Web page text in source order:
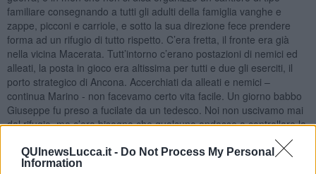
QUInewsLucca.it - Do Not Process My Personal
Information
familiare consegnando a tutti gli adulti della famiglia vanghe e
zappe, picconi e carriole, e sotto la sua direzione fece prendere
forma ad un rifugio di tutto rispetto. C’era fretta, il fronte era già
nella vicina Macerata. Tutt’intorno c’erano postazioni di nemici ed
alleati, la posta in gioco era altissima per tutti e due gli eserciti, il
porto strategico di Ancona. Accerchiati da alleati e nemici –
continua Marino - non facevamo certo vita facile. Un giorno babbo
Giuseppe fu preso a fucilate da un tedesco. Noi non uscivamo mai
dal rifugio, ma c’era bisogno che qualcuno andasse a controllare la
casa e soprattutto a governare gli animali. Così babbo Giuseppe
uscì dal rifugio per raggiungere casa, ma il tedesco lo avvistò e
cominciò a sparargli addosso. Babbo era veloce come un fulmine,